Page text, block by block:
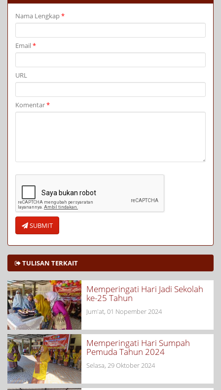
Nama Lengkap*
Email*
URL
Komentar*
SUBMIT
TULISAN TERKAIT
Memperingati Hari Jadi Sekolah
ke-25 Tahun
Jum'at, 01 Nopember 2024
Memperingati Hari Sumpah
Pemuda Tahun 2024
Selasa, 29 Oktober 2024